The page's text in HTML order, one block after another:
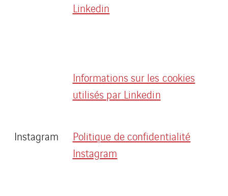
Linkedin
Informations sur les cookies
utilisés par Linkedin
Instagram
Politique de confidentialité
Instagram